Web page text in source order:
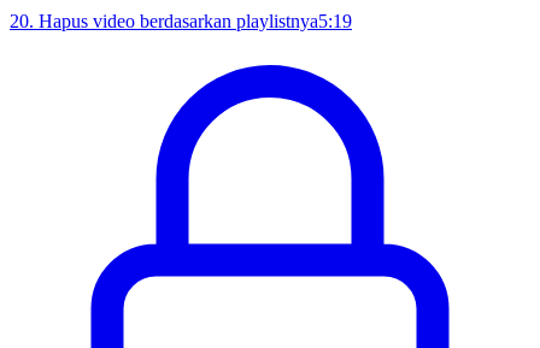
20. Hapus video berdasarkan playlistnya5:19